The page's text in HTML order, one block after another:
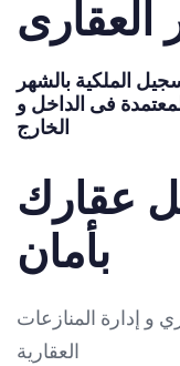
العقارى
الملكية بالشهر
فى الداخل و
الخارج
عقارك
بأمان
إدارة المنازعات
العقارية